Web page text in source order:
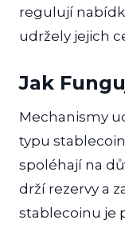
regulují
udržely jejich
Jak
Mechanismy
typu
spoléhají na
drží rezervy a
stablecoinu je